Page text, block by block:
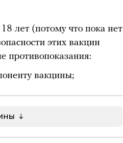
лет (потому что пока нет
этих вакцин
противопоказания:
вакцины;